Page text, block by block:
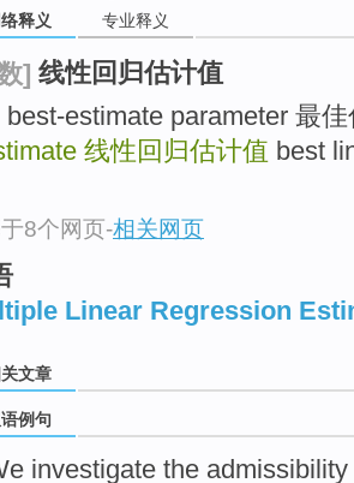
释义 专业释义
] 线性回归估计值
best-estimate parameter 最
线性回归估计值 best
8个网页-相关网页
Linear Regression
文章
例句
investigate the admissibility